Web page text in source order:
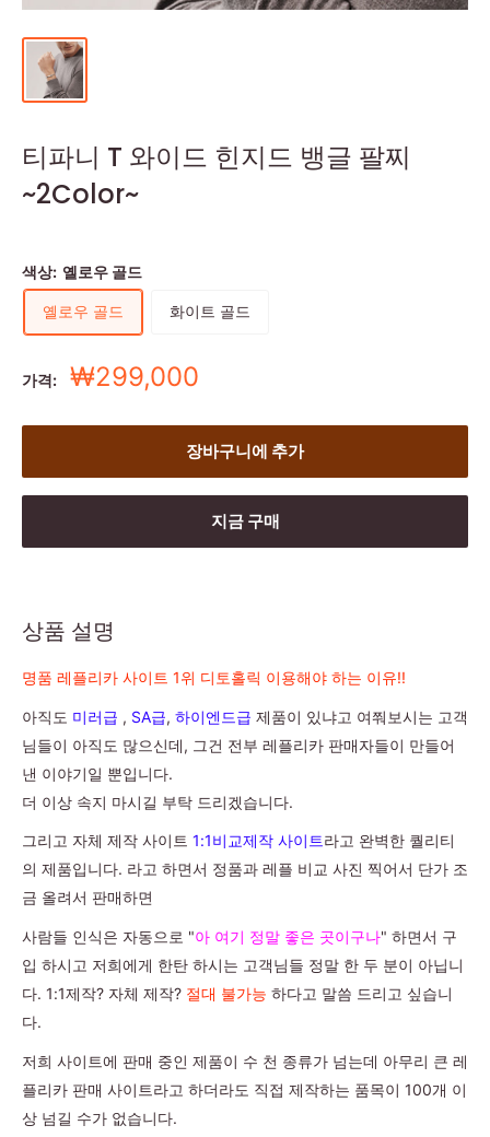
티파니 T 와이드 힌지드 뱅글 팔찌
~2Color~
색상: 옐로우 골드
옐로우 골드 화이트 골드
가격:
세
가
₩299,000
장바구니에 추가
지금 구매
상품 설명
명품 레플리카 사이트 1위 디토홀릭 이용해야 하는 이유!!
아직도 미러급 , SA급, 하이엔드급 제품이 있냐고 여쭤보시는 고객
님들이 아직도 많으신데, 그건 전부 레플리카 판매자들이 만들어
낸 이야기일 뿐입니다.
더 이상 속지 마시길 부탁 드리겠습니다.
그리고 자체 제작 사이트 1:1비교제작 사이트라고 완벽한 퀄리티
의 제품입니다. 라고 하면서 정품과 레플 비교 사진 찍어서 단가 조
금 올려서 판매하면
사람들 인식은 자동으로 "아 여기 정말 좋은 곳이구나" 하면서 구
입 하시고 저희에게 한탄 하시는 고객님들 정말 한 두 분이 아닙니
다. 1:1제작? 자체 제작? 절대 불가능 하다고 말씀 드리고 싶습니
다.
저희 사이트에 판매 중인 제품이 수 천 종류가 넘는데 아무리 큰 레
플리카 판매 사이트라고 하더라도 직접 제작하는 품목이 100개 이
상 넘길 수가 없습니다.